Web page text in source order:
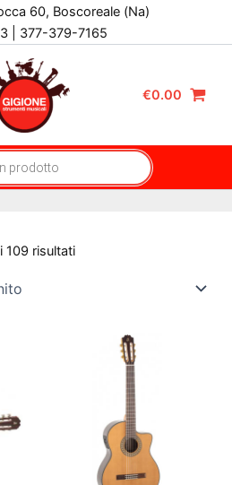
60, Boscoreale (Na)
| 377-379-7165
€0.00
109 risultati